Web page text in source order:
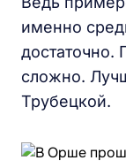
именно
достаточно.
сложно.
Трубецкой.